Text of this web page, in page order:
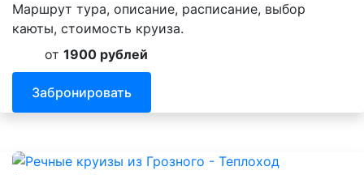
Маршрут тура, описание, расписание, выбор
каюты, стоимость круиза.
от 1900 рублей
Забронировать